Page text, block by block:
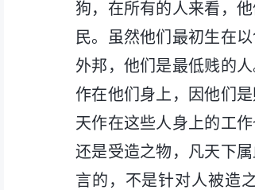
狗，在所有的人来看，
民。虽然他们最初生在
外邦，他们是最低贱的
作在他们身上，因他们
天作在这些人身上的工
还是受造之物，凡天下
言的，不是针对人被造